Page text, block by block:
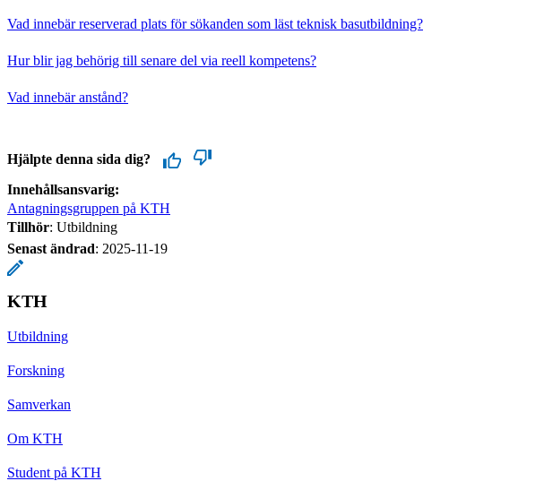
Vad innebär reserverad plats för sökanden som läst teknisk basutbildning?
Hur blir jag behörig till senare del via reell kompetens?
Vad innebär anstånd?
Hjälpte denna sida dig?
Innehållsansvarig:
Antagningsgruppen på KTH
Tillhör: Utbildning
Senast ändrad: 2025-11-19
KTH
Utbildning
Forskning
Samverkan
Om KTH
Student på KTH